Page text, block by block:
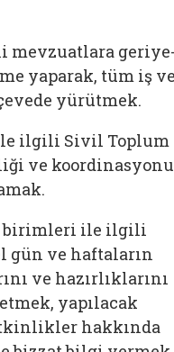
mevzuatlara
yaparak, tüm iş
yürütmek.
ilgili Sivil Toplum
ve koordinasyonu
birimleri ile ilgili
ve haftaların
ve hazırlıklarını
yapılacak
hakkında